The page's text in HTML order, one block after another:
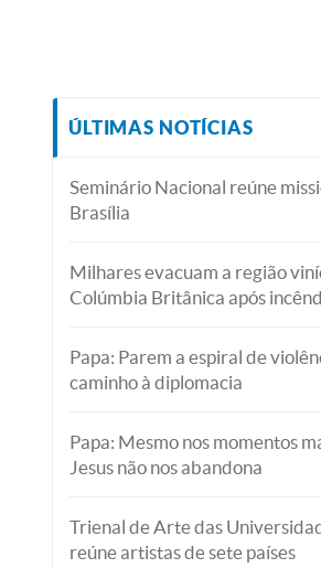
ÚLTIMAS NOTÍCIAS
Seminário Nacional reúne
Brasília
Milhares evacuam a região
Colúmbia Britânica após
Papa: Parem a espiral de
caminho à diplomacia
Papa: Mesmo nos momentos
Jesus não nos abandona
Trienal de Arte das
reúne artistas de sete países